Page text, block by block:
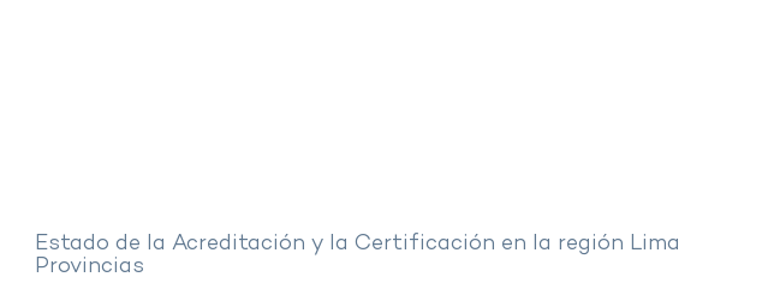
Estado de la Acreditación y la Certificación en la región Lima
Provincias